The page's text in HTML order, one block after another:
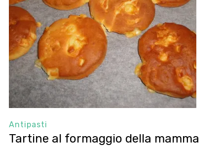
Antipasti
Tartine al formaggio della mamma